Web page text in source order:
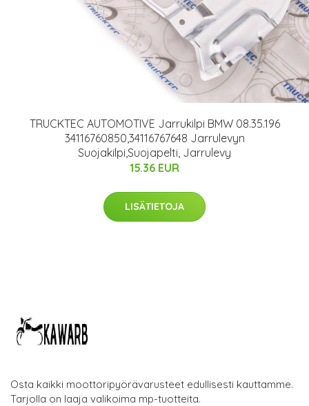
TRUCKTEC AUTOMOTIVE Jarrukilpi BMW 08.35.196
34116760850,34116767648 Jarrulevyn
Suojakilpi,Suojapelti, Jarrulevy
15.36 EUR
LISÄTIETOJA
Osta kaikki moottoripyörävarusteet edullisesti kauttamme.
Tarjolla on laaja valikoima mp-tuotteita.